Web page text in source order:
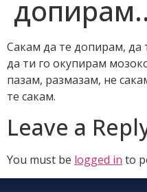
Сакам да те допирам, да
да ти го окупирам
пазам, размазам, не
те сакам.
Leave a
You must be logged in to